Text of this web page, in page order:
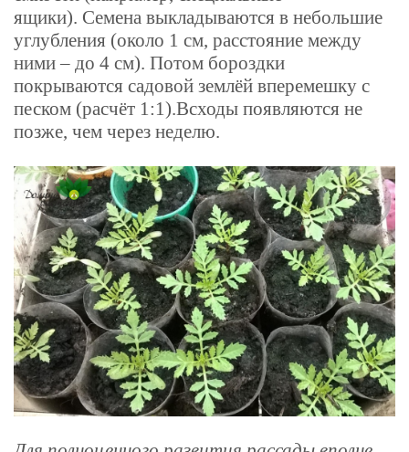
ящики). Семена выкладываются в небольшие
углубления (около 1 см, расстояние между
ними – до 4 см). Потом бороздки
покрываются садовой землёй вперемешку с
песком (расчёт 1:1).Всходы появляются не
позже, чем через неделю.